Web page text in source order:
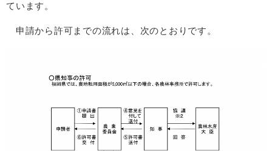
ています。
申請から許可までの流れは、次のとおりです。